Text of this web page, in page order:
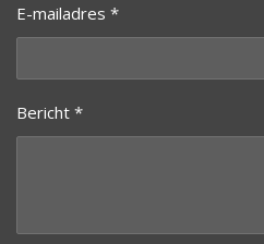
E-mailadres *
Bericht *